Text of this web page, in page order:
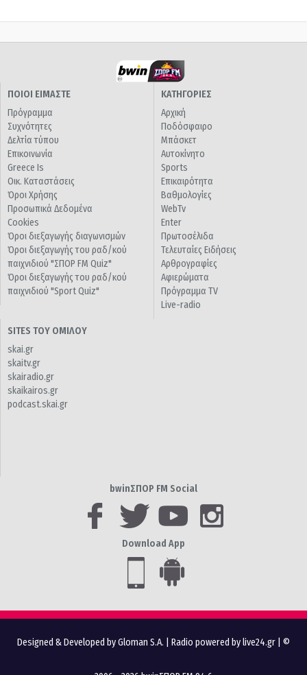
ΠΟΙΟΙ ΕΙΜΑΣΤΕ
Πρόγραμμα
Συχνότητες
Δελτία τύπου
Επικοινωνία
Greece Is
Οικ. Καταστάσεις
Όροι Χρήσης
Προσωπικά Δεδομένα
Cookies
Όροι διεξαγωγής διαγωνισμών
Όροι διεξαγωγής του ραδ/κού
παιχνιδιού "ΣΠΟΡ FM Quiz"
Όροι διεξαγωγής του ραδ/κού
παιχνιδιού "Sport Quiz"
ΚΑΤΗΓΟΡΙΕΣ
Αρχική
Ποδόσφαιρο
Μπάσκετ
Αυτοκίνητο
Sports
Επικαιρότητα
Βαθμολογίες
WebTv
Enter
Πρωτοσέλιδα
Τελευταίες Ειδήσεις
Αρθρογραφίες
Αφιερώματα
Πρόγραμμα TV
Live-radio
SITES ΤΟΥ ΟΜΙΛΟΥ
skai.gr
skaitv.gr
skairadio.gr
skaikairos.gr
podcast.skai.gr
bwinΣΠΟΡ FM Social
Download App
Designed & Developed by Gloman S.A. Radio powered by live24.gr | ©